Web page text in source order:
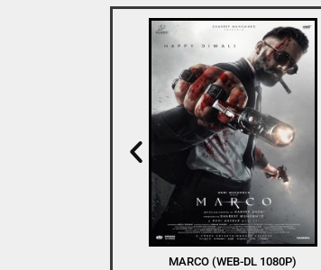
LADY WITH A SWORD (BDRIP